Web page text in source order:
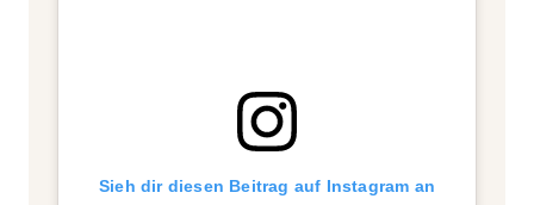
Sieh dir diesen Beitrag auf Instagram an